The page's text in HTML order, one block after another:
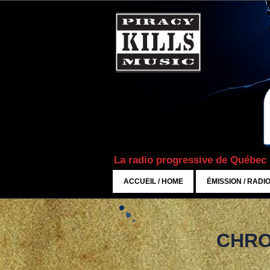
La radio progressive de Québec
ACCUEIL / HOME ÉMISSION /